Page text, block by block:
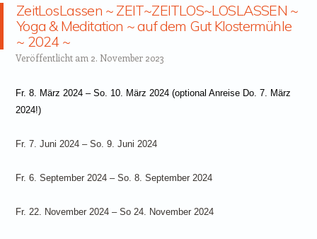
ZeitLosLassen ~ ZEIT~ZEITLOS~LOSLASSEN ~
Yoga & Meditation ~ auf dem Gut Klostermühle
~ 2024 ~
Veröffentlicht am 2. November 2023
Fr. 8. März 2024 – So. 10. März 2024 (optional Anreise Do. 7. März
2024!)
Fr. 7. Juni 2024 – So. 9. Juni 2024
Fr. 6. September 2024 – So. 8. September 2024
Fr. 22. November 2024 – So 24. November 2024